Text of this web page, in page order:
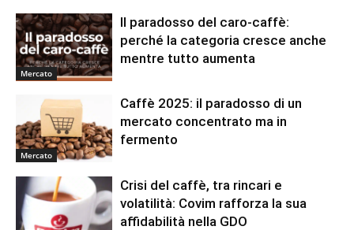
Mercato
Il paradosso del caro-caffè:
perché la categoria cresce anche
mentre tutto aumenta
Mercato
Caffè 2025: il paradosso di un
mercato concentrato ma in
fermento
Crisi del caffè, tra rincari e
volatilità: Covim rafforza la sua
affidabilità nella GDO